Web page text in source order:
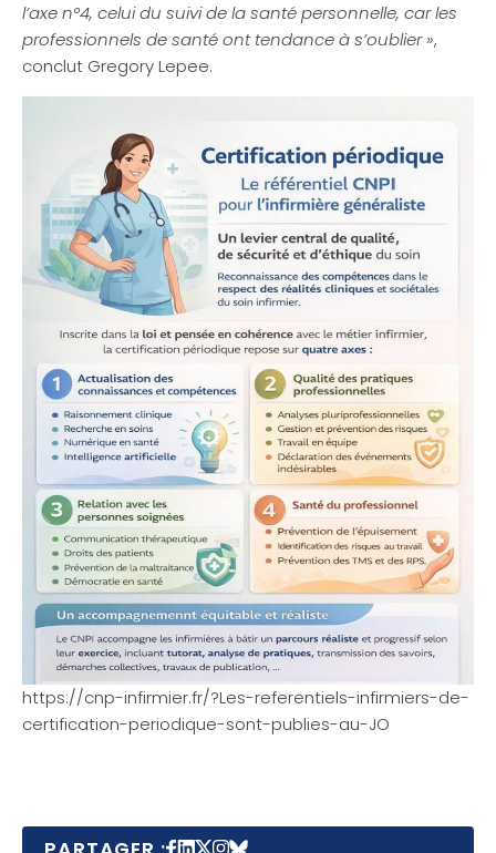
l’axe n°4, celui du suivi de la santé personnelle, car les
professionnels de santé ont tendance à s’oublier »,
conclut Gregory Lepee.
https://cnp-infirmier.fr/?Les-referentiels-infirmiers-de-
certification-periodique-sont-publies-au-JO